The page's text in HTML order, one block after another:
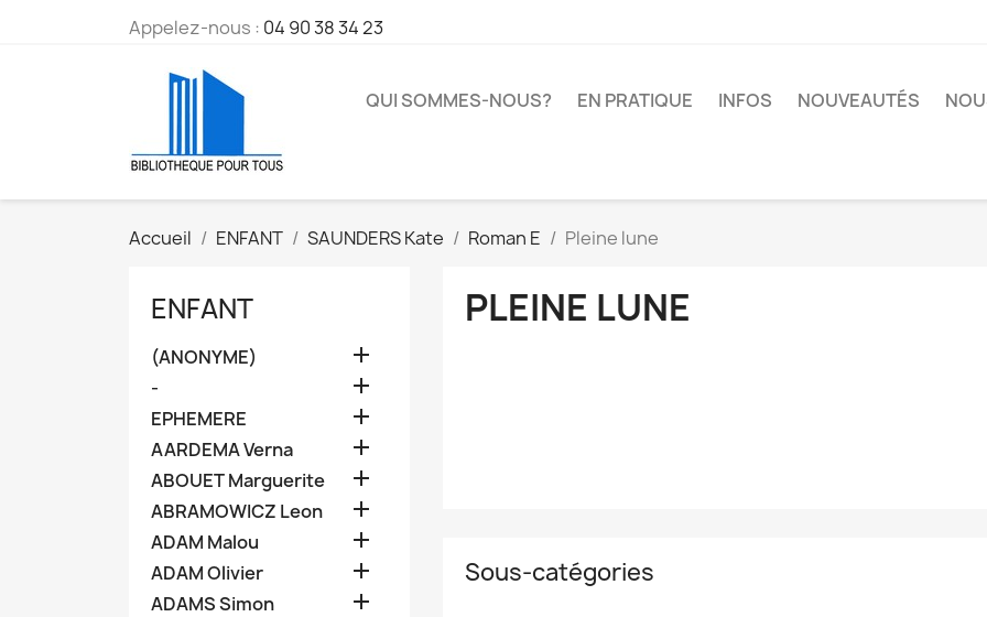
Appelez-nous : 04 90 38 34 23
QUI SOMMES-NOUS? EN PRATIQUE INFOS NOUVEAUTÉS
Accueil ENFANT SAUNDERS Kate Roman E Pleine lune
ENFANT
(ANONYME) 
- 
EPHEMERE 
AARDEMA Verna 
ABOUET Marguerite 
ABRAMOWICZ Leon 
ADAM Malou 
ADAM Olivier 
ADAMS Simon 
PLEINE LUNE
Sous-catégories